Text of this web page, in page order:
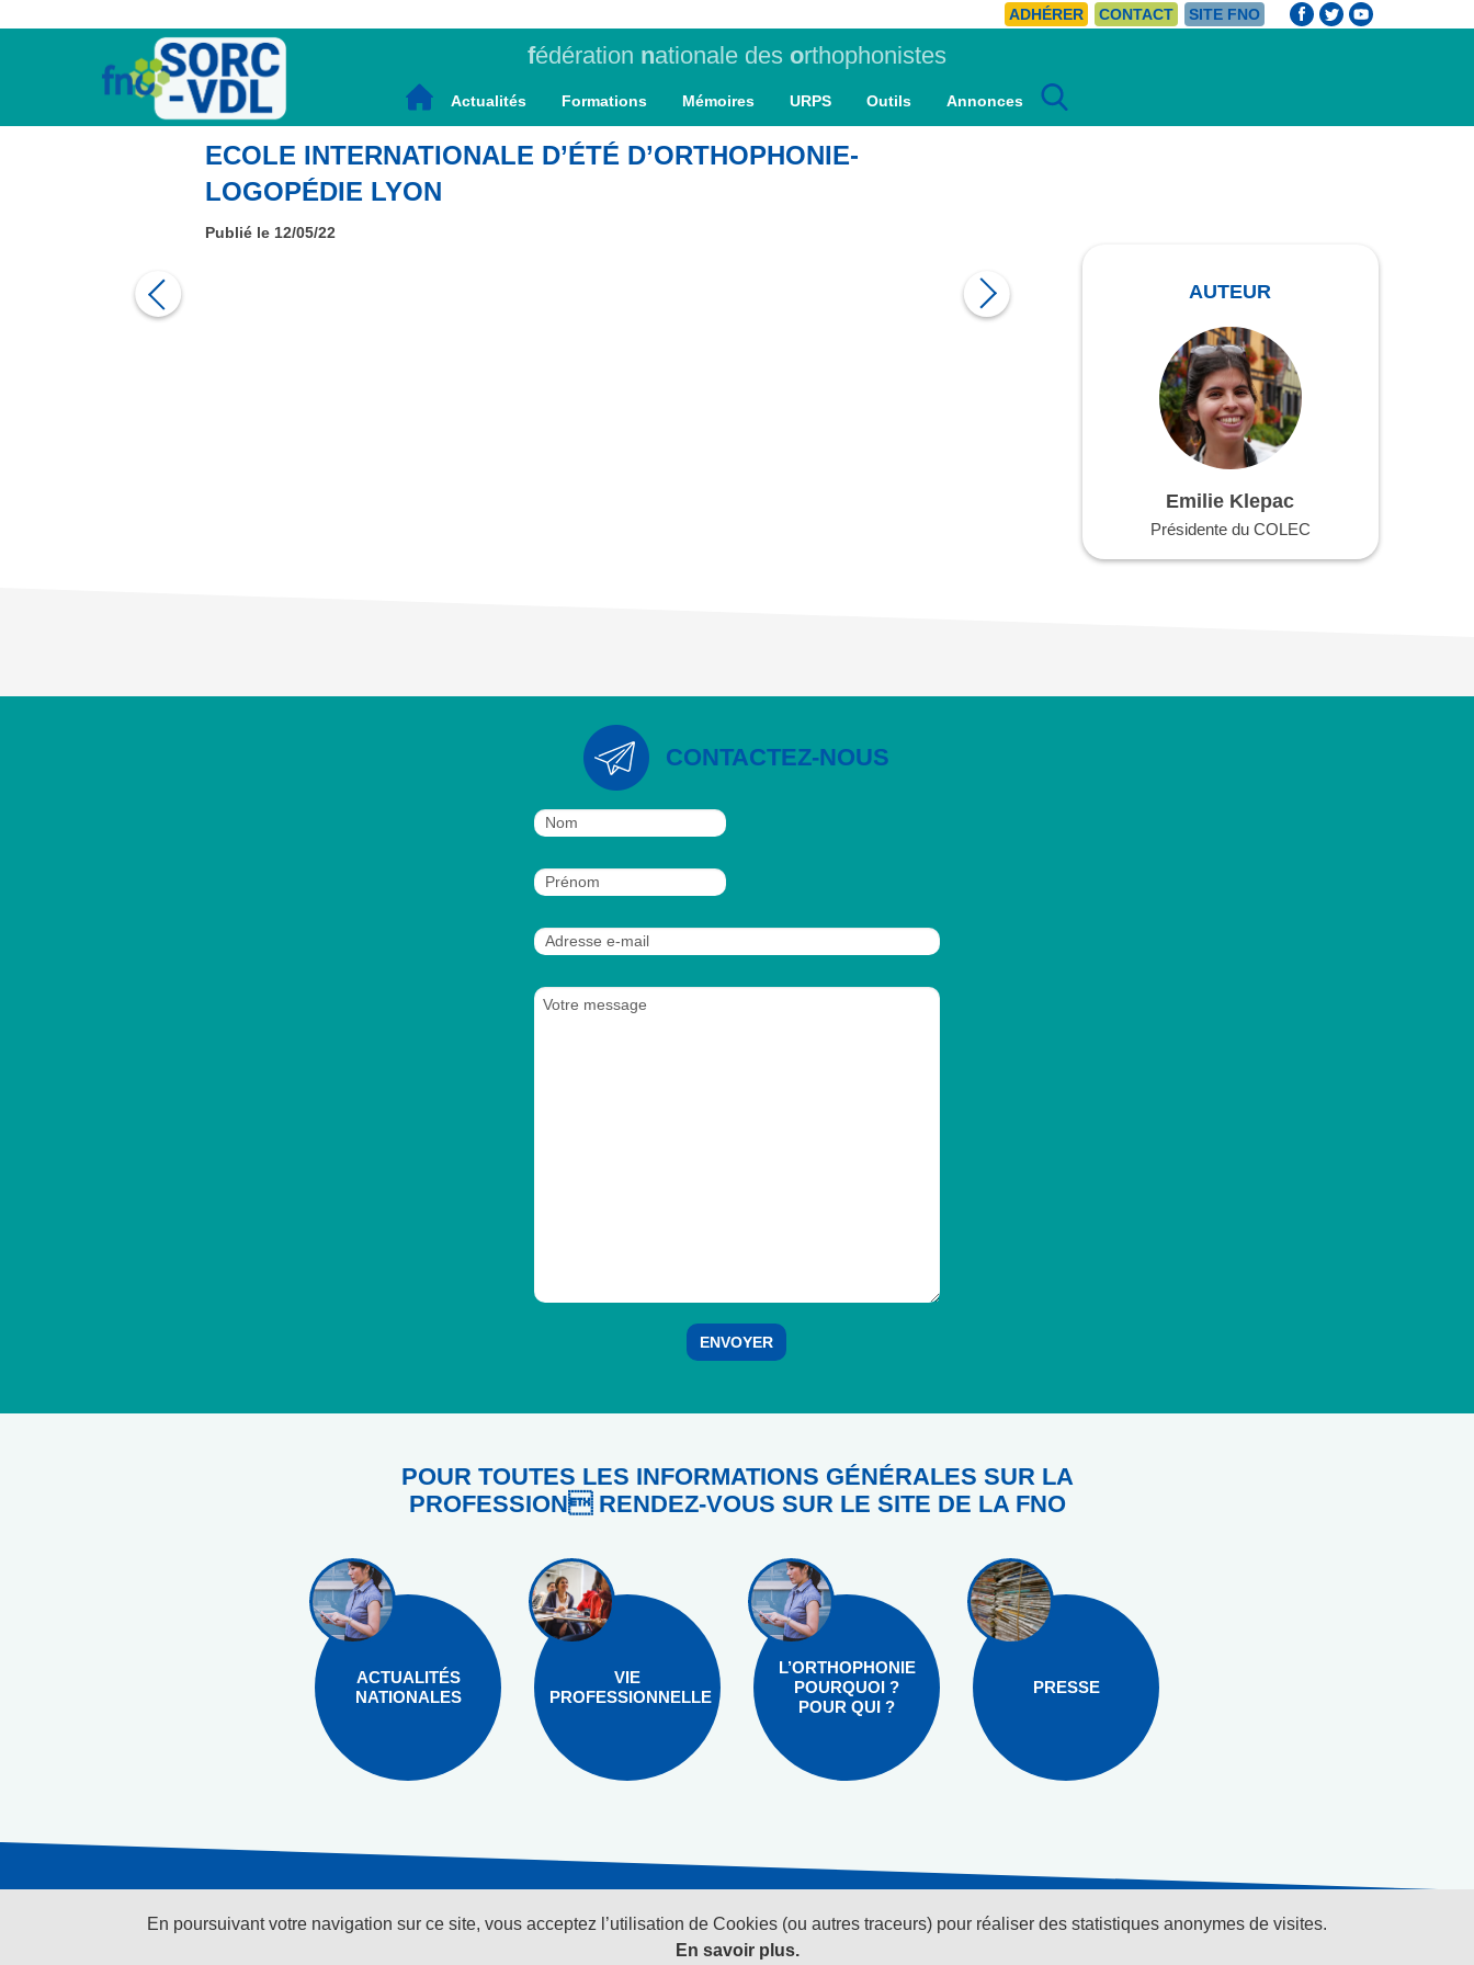
En poursuivant votre navigation sur ce site, vous acceptez l’utilisation de Cookies (ou autres traceurs) pour réaliser des statistiques anonymes de visites.
En savoir plus.
ADHÉRER CONTACT SITE FNO
fédération nationale des orthophonistes
Actualités Formations Mémoires URPS Outils Annonces
ECOLE INTERNATIONALE D’ÉTÉ D’ORTHOPHONIE-
LOGOPÉDIE LYON
Publié le 12/05/22
AUTEUR
Emilie Klepac
Présidente du COLEC
CONTACTEZ-NOUS
POUR TOUTES LES INFORMATIONS GÉNÉRALES SUR LA
PROFESSION RENDEZ-VOUS SUR LE SITE DE LA FNO
ACTUALITÉS
NATIONALES
VIE
PROFESSIONNELLE
L’ORTHOPHONIE
POURQUOI ?
POUR QUI ?
PRESSE
Suivez-nous sur les réseaux sociaux